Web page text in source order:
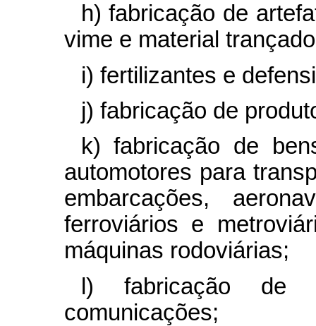
h) fabricação de
vime e material
i) fertilizantes e
j) fabricação de
k) fabricação de
automotores para
embarcações,
ferroviários e
máquinas rodoviárias;
l) fabricação de
comunicações;